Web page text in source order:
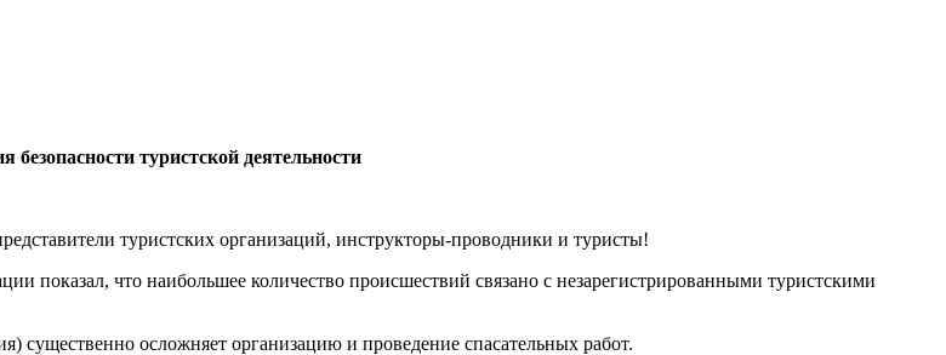
безопасности туристской деятельности
туристских организаций, инструкторы-проводники и туристы!
показал, что наибольшее количество происшествий связано с незарегистрированными туристскими
существенно осложняет организацию и проведение спасательных работ.